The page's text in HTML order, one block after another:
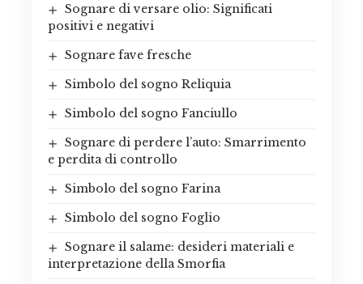
Sognare di versare olio: Significati
positivi e negativi
Sognare fave fresche
Simbolo del sogno Reliquia
Simbolo del sogno Fanciullo
Sognare di perdere l’auto: Smarrimento
e perdita di controllo
Simbolo del sogno Farina
Simbolo del sogno Foglio
Sognare il salame: desideri materiali e
interpretazione della Smorfia